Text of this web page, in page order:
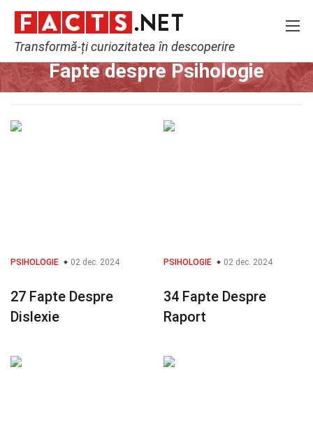
Transformă-ți curiozitatea în descoperire
Home Fitness și Bunăstare Psihologie
Fapte despre Psihologie
PSIHOLOGIE 02 dec. 2024
27 Fapte Despre
Dislexie
PSIHOLOGIE 02 dec. 2024
34 Fapte Despre
Raport